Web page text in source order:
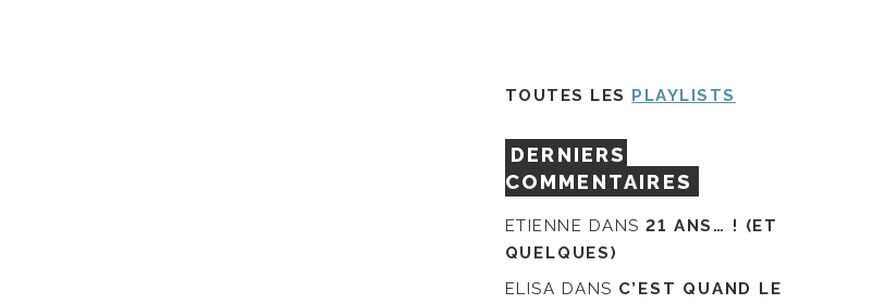
TOUTES LES PLAYLISTS
DERNIERS
COMMENTAIRES
ETIENNE DANS21 ANS… ! (ET
QUELQUES)
ELISA DANS C’EST QUAND LE